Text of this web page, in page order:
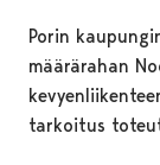
Porin
määrärahan
tarkoitus